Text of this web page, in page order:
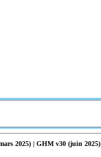
2025) | GHM v30 (juin 2025)